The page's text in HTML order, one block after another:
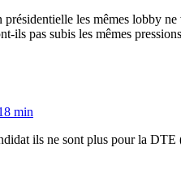
présidentielle les mêmes lobby
pas subis les mêmes
min
ils ne sont plus pour la